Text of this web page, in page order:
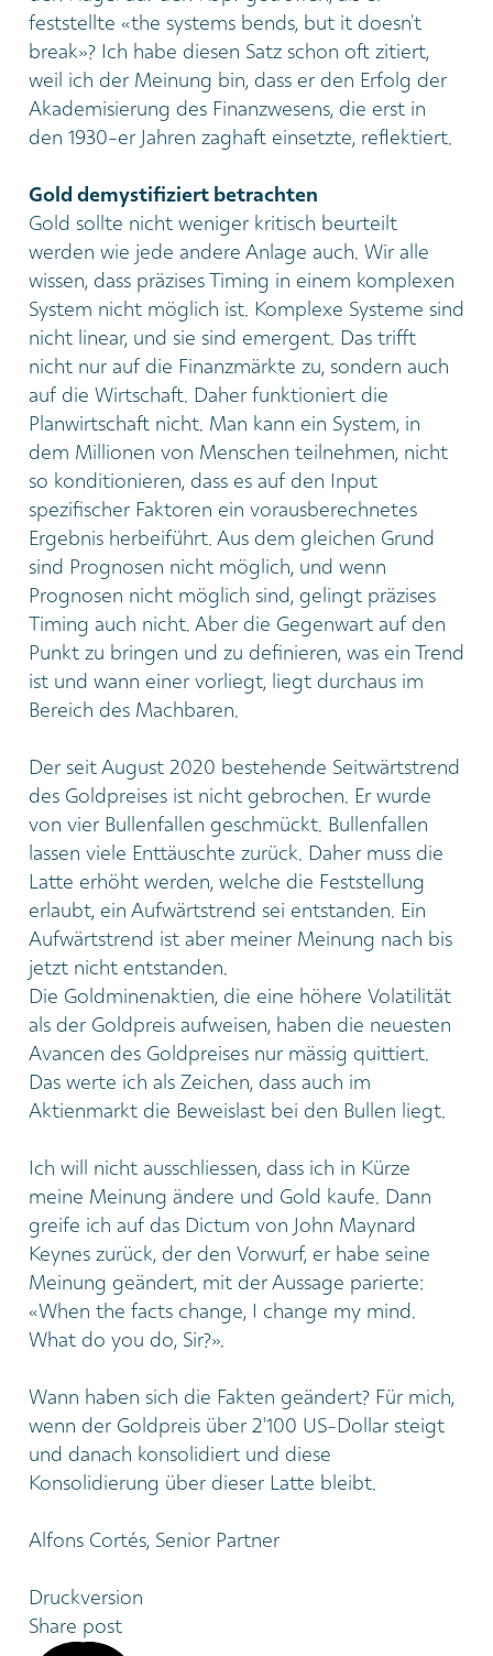
feststellte «the systems bends, but it doesn’t
break»? Ich habe diesen Satz schon oft zitiert,
weil ich der Meinung bin, dass er den Erfolg der
Akademisierung des Finanzwesens, die erst in
den 1930-er Jahren zaghaft einsetzte, reflektiert.
Gold demystifiziert betrachten
Gold sollte nicht weniger kritisch beurteilt
werden wie jede andere Anlage auch. Wir alle
wissen, dass präzises Timing in einem komplexen
System nicht möglich ist. Komplexe Systeme sind
nicht linear, und sie sind emergent. Das trifft
nicht nur auf die Finanzmärkte zu, sondern auch
auf die Wirtschaft. Daher funktioniert die
Planwirtschaft nicht. Man kann ein System, in
dem Millionen von Menschen teilnehmen, nicht
so konditionieren, dass es auf den Input
spezifischer Faktoren ein vorausberechnetes
Ergebnis herbeiführt. Aus dem gleichen Grund
sind Prognosen nicht möglich, und wenn
Prognosen nicht möglich sind, gelingt präzises
Timing auch nicht. Aber die Gegenwart auf den
Punkt zu bringen und zu definieren, was ein Trend
ist und wann einer vorliegt, liegt durchaus im
Bereich des Machbaren.
Der seit August 2020 bestehende Seitwärtstrend
des Goldpreises ist nicht gebrochen. Er wurde
von vier Bullenfallen geschmückt. Bullenfallen
lassen viele Enttäuschte zurück. Daher muss die
Latte erhöht werden, welche die Feststellung
erlaubt, ein Aufwärtstrend sei entstanden. Ein
Aufwärtstrend ist aber meiner Meinung nach bis
jetzt nicht entstanden.
Die Goldminenaktien, die eine höhere Volatilität
als der Goldpreis aufweisen, haben die neuesten
Avancen des Goldpreises nur mässig quittiert.
Das werte ich als Zeichen, dass auch im
Aktienmarkt die Beweislast bei den Bullen liegt.
Ich will nicht ausschliessen, dass ich in Kürze
meine Meinung ändere und Gold kaufe. Dann
greife ich auf das Dictum von John Maynard
Keynes zurück, der den Vorwurf, er habe seine
Meinung geändert, mit der Aussage parierte:
«When the facts change, I change my mind.
What do you do, Sir?».
Wann haben sich die Fakten geändert? Für mich,
wenn der Goldpreis über 2'100 US-Dollar steigt
und danach konsolidiert und diese
Konsolidierung über dieser Latte bleibt.
Alfons Cortés, Senior Partner
Druckversion
Share post